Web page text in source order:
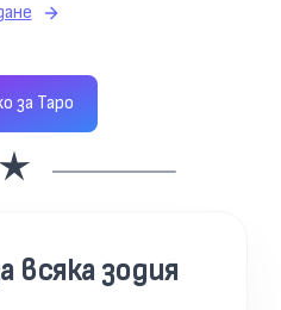
за Таро
всяка зодия